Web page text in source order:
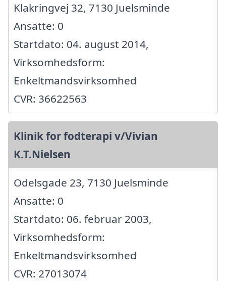
Klakringvej 32, 7130 Juelsminde
Ansatte: 0
Startdato: 04. august 2014,
Virksomhedsform:
Enkeltmandsvirksomhed
CVR: 36622563
Klinik for fodterapi v/Vivian
K.T.Nielsen
Odelsgade 23, 7130 Juelsminde
Ansatte: 0
Startdato: 06. februar 2003,
Virksomhedsform:
Enkeltmandsvirksomhed
CVR: 27013074